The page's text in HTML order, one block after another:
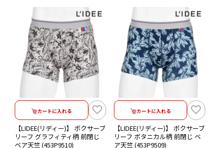
カートに入れる
【LIDEE(リディー)】 ボクサーブ
リーフ グラフィティ柄 前閉じ
ベア天竺 (453P9510)
カートに入れる
【LIDEE(リディー)】 ボクサーブ
リーフ ボタニカル柄 前閉じ ベ
ア天竺 (453P9509)